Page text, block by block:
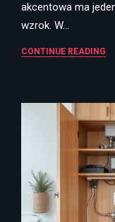
akcentowa ma
wzrok. W…
CONTINUE READING